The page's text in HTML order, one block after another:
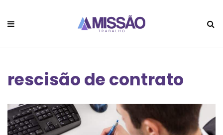
rescisão de contrato